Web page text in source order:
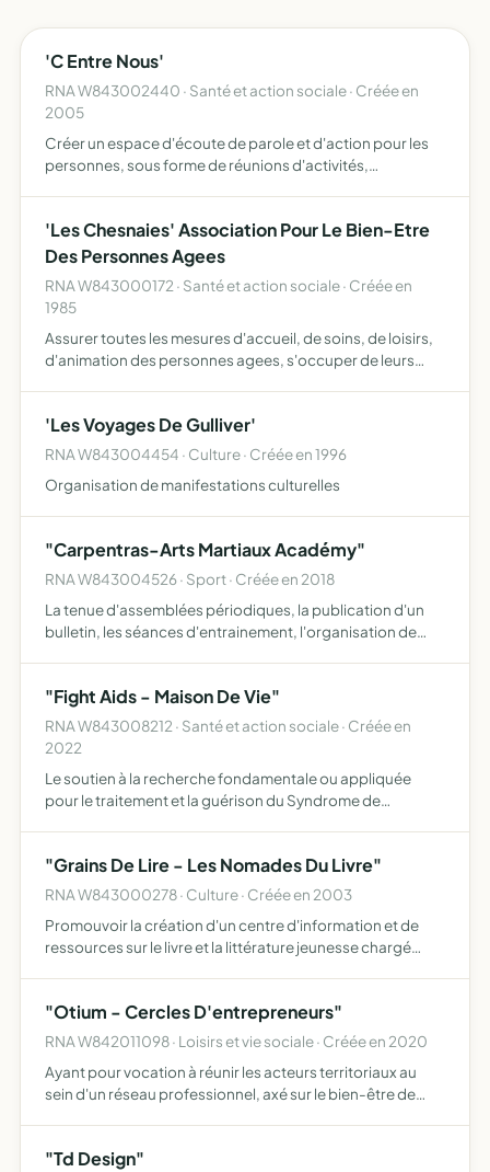
'C Entre Nous'
RNA W843002440 · Santé et action sociale · Créée en
2005
Créer un espace d'écoute de parole et d'action pour les
personnes, sous forme de réunions d'activités,
administr…
'Les Chesnaies' Association Pour Le Bien-Etre
Des Personnes Agees
RNA W843000172 · Santé et action sociale · Créée en
1985
Assurer toutes les mesures d'accueil, de soins, de loisirs,
d'animation des personnes agees, s'occuper de leurs
'Les Voyages De Gulliver'
RNA W843004454 · Culture · Créée en 1996
Organisation de manifestations culturelles
"Carpentras-Arts Martiaux Académy"
RNA W843004526 · Sport · Créée en 2018
La tenue d'assemblées périodiques, la publication d'un
bulletin, les séances d'entrainement, l'organisation de
"Fight Aids - Maison De Vie"
RNA W843008212 · Santé et action sociale · Créée en
2022
Le soutien à la recherche fondamentale ou appliquée
pour le traitement et la guérison du Syndrome de
de leur…
"Grains De Lire - Les Nomades Du Livre"
RNA W843000278 · Culture · Créée en 2003
Promouvoir la création d'un centre d'information et de
ressources sur le livre et la littérature jeunesse chargé
"Otium - Cercles D'entrepreneurs"
RNA W842011098 · Loisirs et vie sociale · Créée en 2020
Ayant pour vocation à réunir les acteurs territoriaux au
sein d'un réseau professionnel, axé sur le bien-être de
"Td Design"